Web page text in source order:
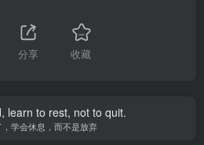
分享 收藏
learn to rest, not to quit.
学会休息，而不是放弃